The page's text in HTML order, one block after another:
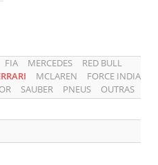
FIA MERCEDES
RED BULL
MCLAREN
FORCE INDIA
SAUBER PNEUS
OUTRAS